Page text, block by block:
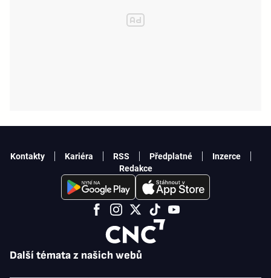
Další témata z našich webů
Kontakty Kariéra RSS Předplatné
Inzerce
Redakce